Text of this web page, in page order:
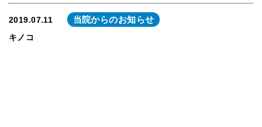
2019.07.11 当院からのお知らせ
キノコ